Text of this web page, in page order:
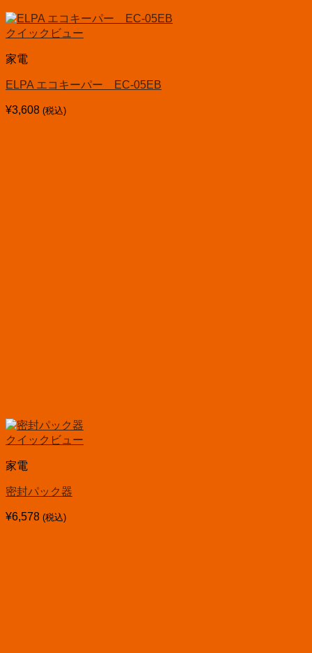
クイックビュー
家電
ELPA エコキーパー EC-05EB
¥3,608 (税込)
クイックビュー
家電
密封パック器
¥6,578 (税込)